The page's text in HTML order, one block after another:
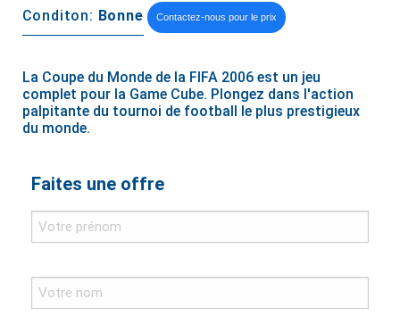
Conditon: Bonne Contactez-nous pour le prix
La Coupe du Monde de la FIFA 2006 est un jeu
complet pour la Game Cube. Plongez dans l'action
palpitante du tournoi de football le plus prestigieux
du monde.
Faites une offre